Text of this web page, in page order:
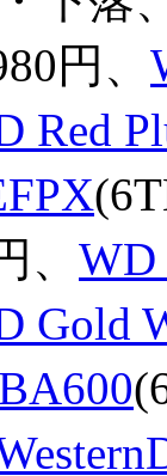
円、
Red
、 WD
Gold